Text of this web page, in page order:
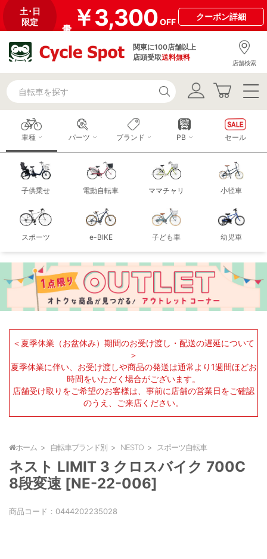
土･日
限定
￥3,300OFF
クーポン詳細
関東に100店舗以上
店頭受取送料無料
店舗検索
車種
子供乗せ 電動自転車 ママチャリ 小径車
スポーツ e-BIKE 子ども車 幼児車
パーツ ブランド PB セール
＜夏季休業（お盆休み）期間のお受け渡し・配送の遅延について
＞
夏季休業に伴い、お受け渡しや商品の発送は通常より1週間ほどお
時間をいただく場合がございます。
店舗受け取りをご希望のお客様は、事前に店舗の営業日をご確認
のうえ、ご来店ください。
ホーム 自転車ブランド別 NESTO スポーツ自転車
ネスト LIMIT 3 クロスバイク 700C
8段変速 [NE-22-006]
商品コード： 0444202235028